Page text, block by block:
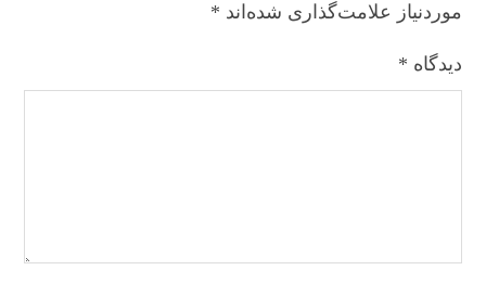
موردنیاز علامت‌گذاری شده‌اند *
دیدگاه *